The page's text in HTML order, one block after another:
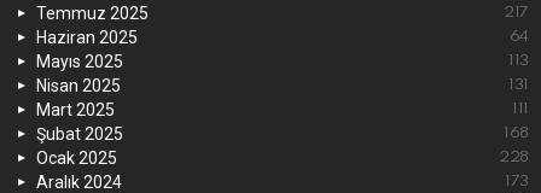
Temmuz 2025 217
Haziran 2025 64
Mayıs 2025 113
Nisan 2025 131
Mart 2025 111
Şubat 2025 168
Ocak 2025 228
Aralık 2024 173